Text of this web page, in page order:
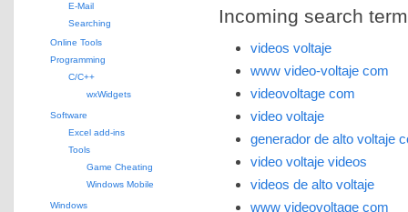
Incoming search
videos voltaje
www video-voltaje com
videovoltage com
video voltaje
generador de alto voltaje
video voltaje videos
videos de alto voltaje
www videovoltage com
E-Mail
Searching
Online Tools
Programming
C/C++
wxWidgets
Software
Excel add-ins
Tools
Game Cheating
Windows Mobile
Windows